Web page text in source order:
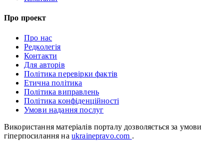
Про проект
Про нас
Редколегія
Контакти
Для авторів
Політика перевірки фактів
Етична політика
Політика виправлень
Політика конфіденційності
Умови надання послуг
Використання матеріалів порталу дозволяється за умови
гіперпосилання на ukrainepravo.com .